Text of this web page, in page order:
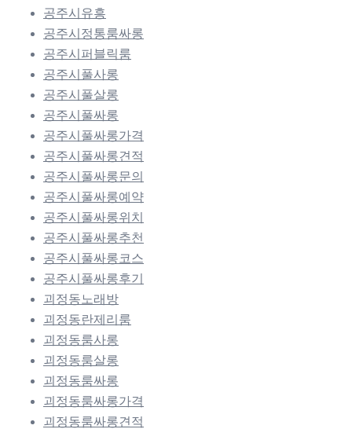
공주시유흥
공주시정통룸싸롱
공주시퍼블릭룸
공주시풀사롱
공주시풀살롱
공주시풀싸롱
공주시풀싸롱가격
공주시풀싸롱견적
공주시풀싸롱문의
공주시풀싸롱예약
공주시풀싸롱위치
공주시풀싸롱추천
공주시풀싸롱코스
공주시풀싸롱후기
괴정동노래방
괴정동란제리룸
괴정동룸사롱
괴정동룸살롱
괴정동룸싸롱
괴정동룸싸롱가격
괴정동룸싸롱견적